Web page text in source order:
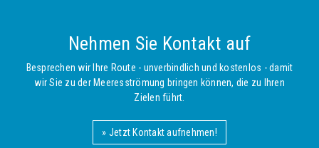
Nehmen Sie Kontakt auf
Besprechen wir Ihre Route - unverbindlich und kostenlos - damit
wir Sie zu der Meeresströmung bringen können, die zu Ihren
Zielen führt.
» Jetzt Kontakt aufnehmen!